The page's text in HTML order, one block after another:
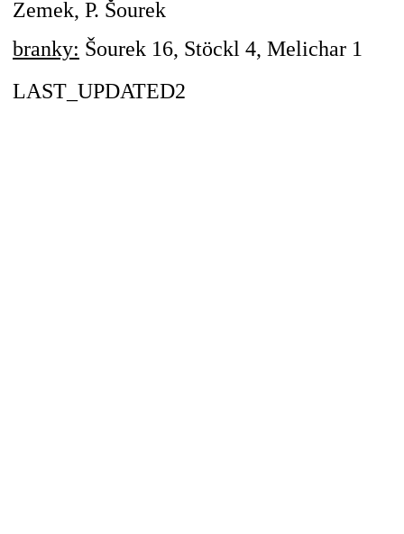
Zemek, P. Šourek
branky: Šourek 16, Stöckl 4, Melichar 1
LAST_UPDATED2